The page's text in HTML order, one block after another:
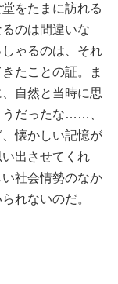
をたまに訪れる
のは間違いな
ゃるのは、それ
たことの証。ま
自然と当時に思
うだったな……、
懐かしい記憶が
出させてくれ
社会情勢のなか
れないのだ。